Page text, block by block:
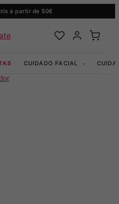
a partir de 50€
CUIDADO FACIAL ▾